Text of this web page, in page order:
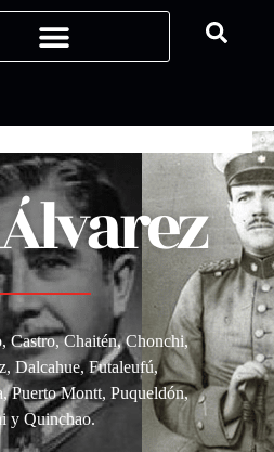
Castro, Chaitén, Chonchi,
Dalcahue, Futaleufú,
Puerto Montt, Puqueldón,
y Quinchao.